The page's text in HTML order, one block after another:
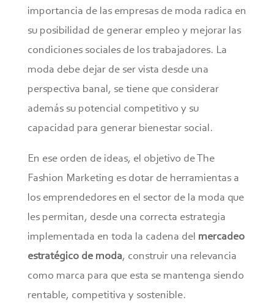
importancia de las empresas de moda radica en
su posibilidad de generar empleo y mejorar las
condiciones sociales de los trabajadores. La
moda debe dejar de ser vista desde una
perspectiva banal, se tiene que considerar
además su potencial competitivo y su
capacidad para generar bienestar social.
En ese orden de ideas, el objetivo de The
Fashion Marketing es dotar de herramientas a
los emprendedores en el sector de la moda que
les permitan, desde una correcta estrategia
implementada en toda la cadena del mercadeo
estratégico de moda, construir una relevancia
como marca para que esta se mantenga siendo
rentable, competitiva y sostenible.